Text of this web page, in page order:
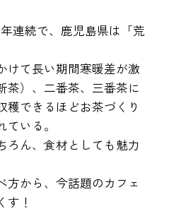
連続で、鹿児島県は「荒
けて長い期間寒暖差が激
茶）、二番茶、三番茶に
穫できるほどお茶づくり
いる。
ろん、食材としても魅力
方から、今話題のカフェ
す！